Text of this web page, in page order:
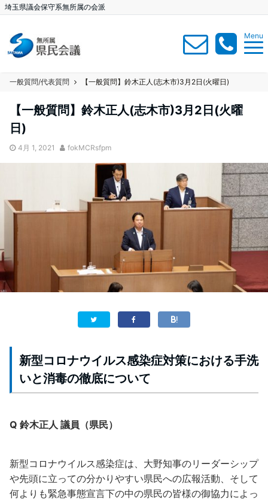
埼玉県議会保守系無所属の会派
Menu
一般質問/代表質問 【一般質問】鈴木正人(志木市)3月2日(火曜日)
【一般質問】鈴木正人(志木市)3月2日(火曜
日)
4月 1, 2021 fokMCRsfpm
新型コロナウイルス感染症対策における手洗
いと消毒の徹底について
Q 鈴木正人 議員（県民）
新型コロナウイルス感染症は、大野知事のリーダーシップ
や先頭に立っての分かりやすい県民への広報活動、そして
何よりも緊急事態宣言下の中の県民の皆様の御協力によっ